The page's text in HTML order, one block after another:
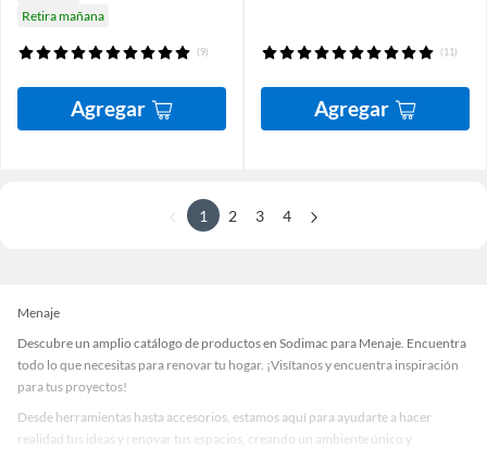
Retira mañana
(9)
Agregar
(11)
Agregar
1 2 3 4
Menaje
Descubre un amplio catálogo de productos en Sodimac para Menaje. Encuentra
todo lo que necesitas para renovar tu hogar. ¡Visítanos y encuentra inspiración
para tus proyectos!
Desde herramientas hasta accesorios, estamos aquí para ayudarte a hacer
realidad tus ideas y renovar tus espacios, creando un ambiente único y